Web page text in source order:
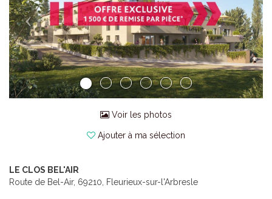
Voir les photos
Ajouter à ma sélection
LE CLOS BEL'AIR
Route de Bel-Air, 69210, Fleurieux-sur-l'Arbresle